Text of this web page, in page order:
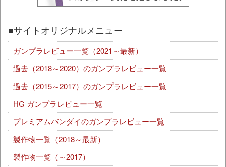
■サイトオリジナルメニュー
ガンプラレビュー一覧（2021～最新）
過去（2018～2020）のガンプラレビュー一覧
過去（2015～2017）のガンプラレビュー一覧
HG ガンプラレビュー一覧
プレミアムバンダイのガンプラレビュー一覧
製作物一覧（2018～最新）
製作物一覧（～2017）